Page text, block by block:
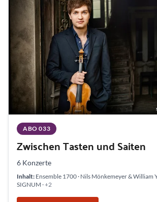
ABO 033
Zwischen Tasten und Saiten
6 Konzerte
Inhalt: Ensemble 1700 · Nils Mönkemeyer & William
SIGNUM · +2